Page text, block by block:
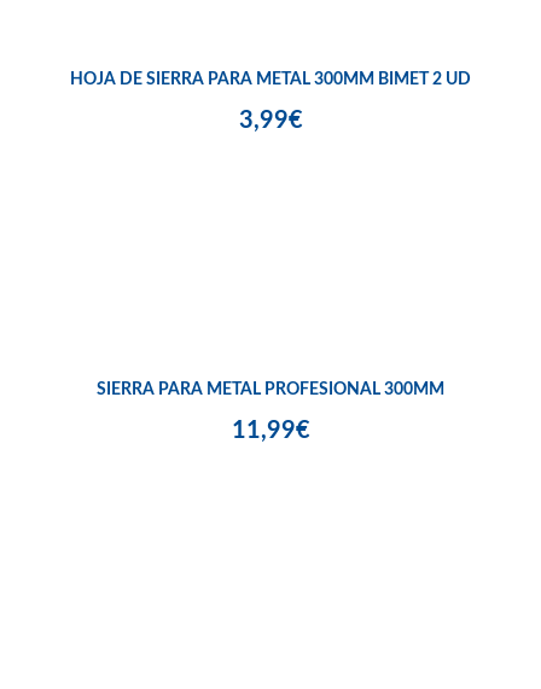
HOJA DE SIERRA PARA METAL 300MM BIMET 2 UD
3,99€
SIERRA PARA METAL PROFESIONAL 300MM
11,99€